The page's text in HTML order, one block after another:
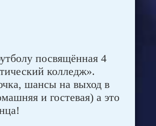
посвящённая 4
колледж».
шансы на выход в
и гостевая) а это